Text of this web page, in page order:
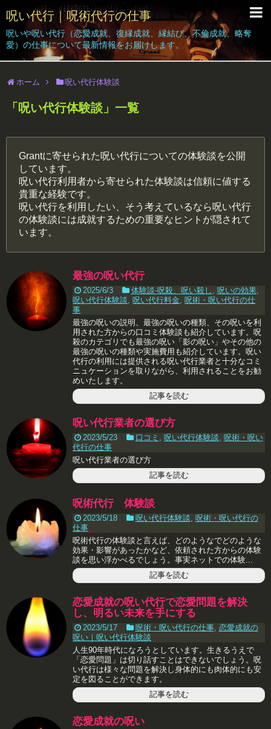
呪い代行｜呪術代行の仕事
呪いや呪い代行（恋愛成就、復縁成就、縁結び、不倫成就、略奪
愛）の仕事について最新情報をお届けします。
ホーム 呪い代行体験談
「 呪い代行体験談 」 一覧
Grantに寄せられた呪い代行についての体験談を公開
しています。
呪い代行利用者から寄せられた体験談は信頼に値する
貴重な経験です。
呪い代行を利用したい、そう考えているなら呪い代行
の体験談には成就するための重要なヒントが隠されて
います。
最強の呪い代行
2025/6/3 体験談-呪殺、呪い殺し , 呪いの効果,
呪い代行体験談, 呪い代行料金, 呪術・呪い代行の仕
事
最強の呪いの説明、最強の呪いの種類、その呪いを利
用された方からの口コミ体験談も紹介しています。呪
殺のカテゴリでも最強の呪い「影の呪い」やその他の
最強の呪いの種類や実施費用も紹介しています。呪い
代行の利用には提供される呪い代行業者と十分なコミ
ニュケーションを取りながら、利用されることをお勧
めいたします。
記事を読む
呪い代行業者の選び方
2023/5/23 口コミ , 呪い代行体験談, 呪術・呪い
代行の仕事
呪い代行業者の選び方
記事を読む
呪術代行 体験談
2023/5/18 呪い代行体験談, 呪術・呪い代行の
仕事
呪術代行の体験談と言えば、どのようなでどのような
効果・影響があったかなど、依頼された方からの体験
談を思い浮かべるでしょう。事実ネットでの体験...
記事を読む
恋愛成就の呪い代行で恋愛問題を解決
し、明るい未来を手にする
2023/5/17 呪術・呪い代行の仕事, 恋愛成就の
呪い｜呪い代行体験談
人生90年時代になろうとしています。生きるうえで
「恋愛問題」は切り話すことはできないでしょう。呪
い代行は様々な問題を解決し身体的にも肉体的にも安
定を図ることができます。
記事を読む
恋愛成就の呪い
呪い代行Grant｜Home
簡単なお呪い
無料相談受付